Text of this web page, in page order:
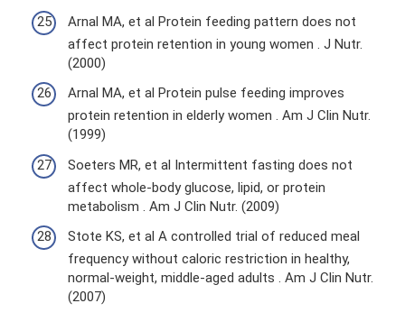
Arnal MA, et al Protein feeding pattern does not
affect protein retention in young women . J Nutr.
(2000)
Arnal MA, et al Protein pulse feeding improves
protein retention in elderly women . Am J Clin Nutr.
(1999)
Soeters MR, et al Intermittent fasting does not
affect whole-body glucose, lipid, or protein
metabolism . Am J Clin Nutr. (2009)
Stote KS, et al A controlled trial of reduced meal
frequency without caloric restriction in healthy,
normal-weight, middle-aged adults . Am J Clin Nutr.
(2007)